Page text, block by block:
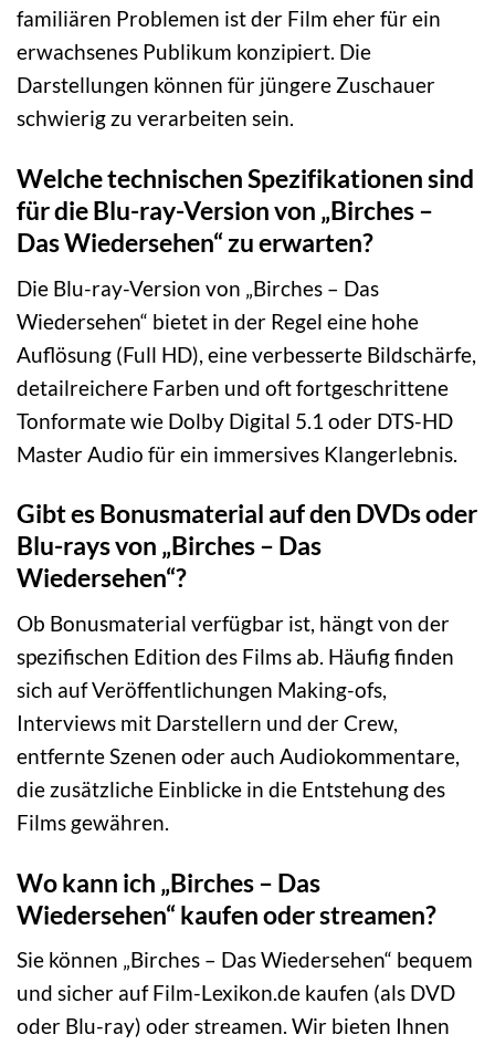
familiären Problemen ist der Film eher für ein
erwachsenes Publikum konzipiert. Die
Darstellungen können für jüngere Zuschauer
schwierig zu verarbeiten sein.
Welche technischen Spezifikationen sind
für die Blu-ray-Version von „Birches –
Das Wiedersehen“ zu erwarten?
Die Blu-ray-Version von „Birches – Das
Wiedersehen“ bietet in der Regel eine hohe
Auflösung (Full HD), eine verbesserte Bildschärfe,
detailreichere Farben und oft fortgeschrittene
Tonformate wie Dolby Digital 5.1 oder DTS-HD
Master Audio für ein immersives Klangerlebnis.
Gibt es Bonusmaterial auf den DVDs oder
Blu-rays von „Birches – Das
Wiedersehen“?
Ob Bonusmaterial verfügbar ist, hängt von der
spezifischen Edition des Films ab. Häufig finden
sich auf Veröffentlichungen Making-ofs,
Interviews mit Darstellern und der Crew,
entfernte Szenen oder auch Audiokommentare,
die zusätzliche Einblicke in die Entstehung des
Films gewähren.
Wo kann ich „Birches – Das
Wiedersehen“ kaufen oder streamen?
Sie können „Birches – Das Wiedersehen“ bequem
und sicher auf Film-Lexikon.de kaufen (als DVD
oder Blu-ray) oder streamen. Wir bieten Ihnen